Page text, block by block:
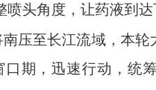
头角度，让药液到达
压至长江流域，本
期，迅速行动，统